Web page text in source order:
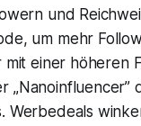
und
um mehr
mit einer höheren
Werbedeals